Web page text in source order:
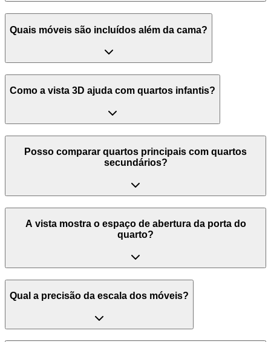
Quais móveis são incluídos além da cama?
Como a vista 3D ajuda com quartos infantis?
Posso comparar quartos principais com quartos
secundários?
A vista mostra o espaço de abertura da porta do
quarto?
Qual a precisão da escala dos móveis?